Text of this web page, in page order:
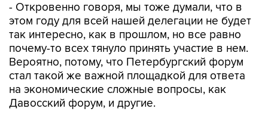
- Откровенно говоря, мы тоже думали, что в
этом году для всей нашей делегации не будет
так интересно, как в прошлом, но все равно
почему-то всех тянуло принять участие в нем.
Вероятно, потому, что Петербургский форум
стал такой же важной площадкой для ответа
на экономические сложные вопросы, как
Давосский форум, и другие.